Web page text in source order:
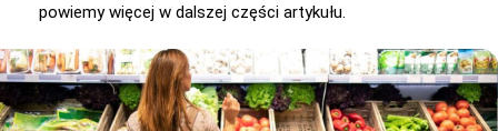
powiemy więcej w dalszej części artykułu.